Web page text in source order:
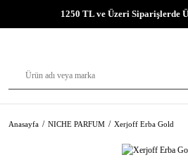
1250 TL ve Üzeri Siparişlerde
Anasayfa NICHE PARFUM Xerjoff Erba Gold